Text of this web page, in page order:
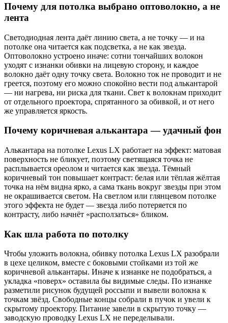
Почему для потолка выбрано оптоволокно, а не
лента
Светодиодная лента даёт линию света, а не точку — и на
потолке она читается как подсветка, а не как звезда.
Оптоволокно устроено иначе: сотни тончайших волокон
уходят с изнанки обивки на лицевую сторону, и каждое
волокно даёт одну точку света. Волокно ток не проводит и не
греется, поэтому его можно спокойно вести под алькантарой
— ни нагрева, ни риска для ткани. Свет к волокнам приходит
от отдельного проектора, спрятанного за обивкой, и от него
же управляется яркость.
Почему коричневая алькантара — удачный фон
Алькантара на потолке Lexus LX работает на эффект: матовая
поверхность не бликует, поэтому светящаяся точка не
расплывается ореолом и читается как звезда. Тёмный
коричневый тон повышает контраст: белая или тёплая жёлтая
точка на нём видна ярко, а сама ткань вокруг звезды при этом
не окрашивается светом. На светлом или глянцевом потолке
этого эффекта не будет — звезда либо потеряется по
контрасту, либо начнёт «расползаться» бликом.
Как шла работа по потолку
Чтобы уложить волокна, обивку потолка Lexus LX разобрали
в цехе целиком, вместе с боковыми стойками из той же
коричневой алькантары. Иначе к изнанке не подобраться, а
укладка «поверх» оставила бы видимые следы. По изнанке
разметили рисунок будущей россыпи и вывели волокна к
точкам звёзд. Свободные концы собрали в пучок и увели к
скрытому проектору. Питание завели в скрытую точку —
заводскую проводку Lexus LX не переделывали.